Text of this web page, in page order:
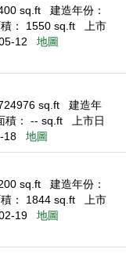
sq.ft
建造年份：
： 1550 sq.ft
上市
12
地圖
sq.ft
建造年
積： -- sq.ft
上市日
18
地圖
sq.ft
建造年份：
： 1844 sq.ft
上市
19
地圖